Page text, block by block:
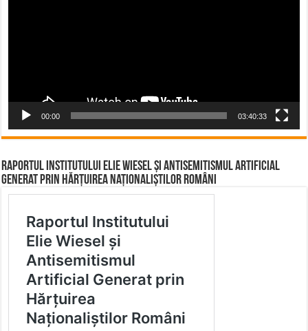
00:00 03:40:33
Raportul Institutului Elie Wiesel și Antisemitismul Artificial
Generat prin Hărțuirea Naționaliștilor Români